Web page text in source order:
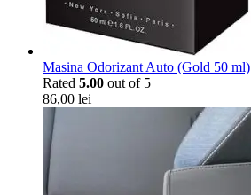
Masina Odorizant Auto (Gold 50 ml)
Rated 5.00 out of 5
86,00 lei